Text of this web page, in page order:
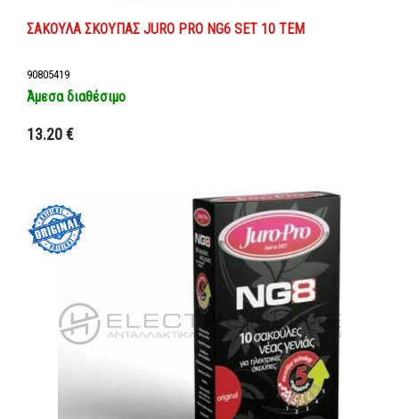
ΣΑΚΟΥΛΑ ΣΚΟΥΠΑΣ JURO PRO NG6 SET 10 ΤΕΜ
90805419
Άμεσα διαθέσιμο
13.20 €